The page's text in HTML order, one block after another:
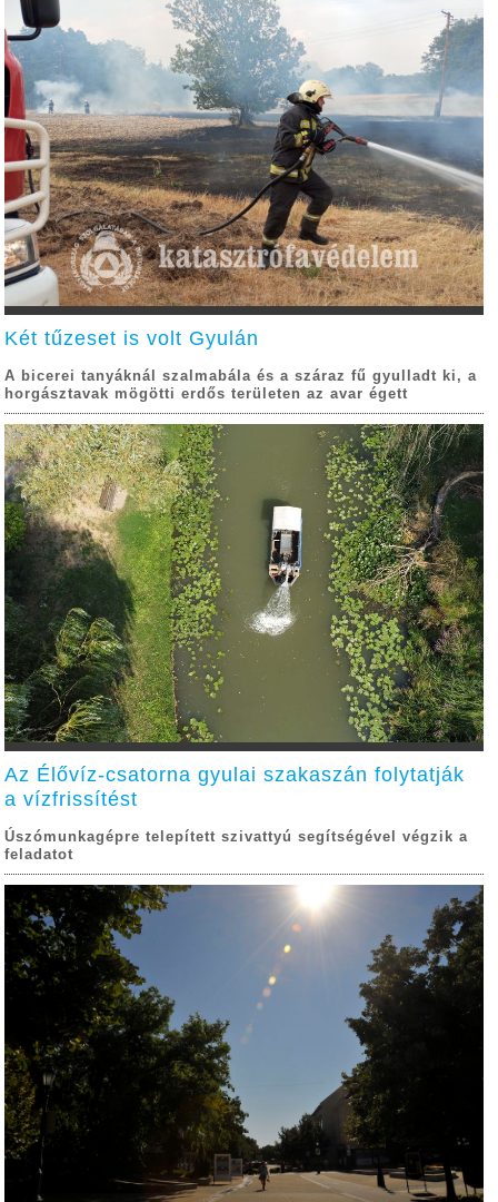
Két tűzeset is volt Gyulán
A bicerei tanyáknál szalmabála és a száraz fű gyulladt ki, a
horgásztavak mögötti erdős területen az avar égett
Az Élővíz-csatorna gyulai szakaszán folytatják
a vízfrissítést
Úszómunkagépre telepített szivattyú segítségével végzik a
feladatot